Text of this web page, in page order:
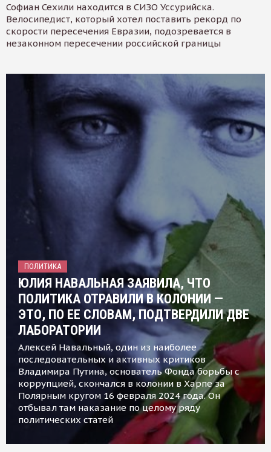
Софиан Сехили находится в СИЗО Уссурийска.
Велосипедист, который хотел поставить рекорд по
скорости пересечения Евразии, подозревается в
незаконном пересечении российской границы
ПОЛИТИКА
ЮЛИЯ НАВАЛЬНАЯ ЗАЯВИЛА, ЧТО
ПОЛИТИКА ОТРАВИЛИ В КОЛОНИИ —
ЭТО, ПО ЕЕ СЛОВАМ, ПОДТВЕРДИЛИ ДВЕ
ЛАБОРАТОРИИ
Алексей Навальный, один из наиболее
последовательных и активных критиков
Владимира Путина, основатель Фонда борьбы с
коррупцией, скончался в колонии в Харпе за
Полярным кругом 16 февраля 2024 года. Он
отбывал там наказание по целому ряду
политических статей